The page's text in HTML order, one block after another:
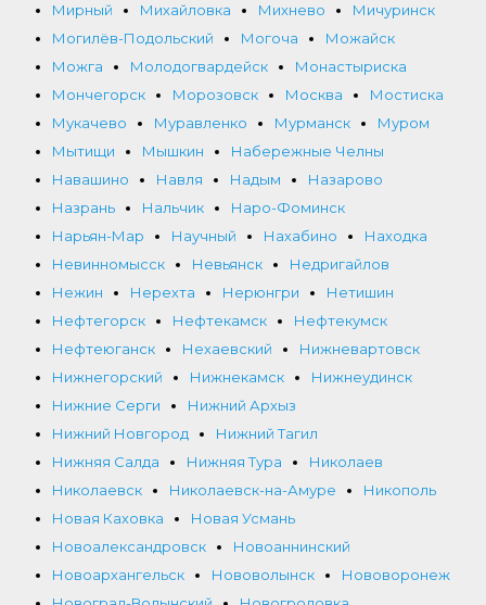
Мирный
Михайловка Михнево
Мичуринск
Могилёв-Подольский
Могоча
Можайск
Можга
Молодогвардейск
Монастыриска
Мончегорск
Морозовск Москва
Мостиска
Мукачево
Муравленко Мурманск
Муром
Мытищи
Мышкин
Набережные Челны
Навашино
Навля Надым
Назарово
Назрань
Нальчик
Наро-Фоминск
Нарьян-Мар
Научный Нахабино
Находка
Невинномысск
Невьянск
Недригайлов
Нежин
Нерехта Нерюнгри
Нетишин
Нефтегорск
Нефтекамск
Нефтекумск
Нефтеюганск
Нехаевский
Нижневартовск
Нижнегорский
Нижнекамск
Нижнеудинск
Нижние Серги
Нижний Архыз
Нижний Новгород
Нижний Тагил
Нижняя Салда
Нижняя Тура
Николаев
Николаевск
Николаевск-на-Амуре
Никополь
Новая Каховка
Новая Усмань
Новоалександровск
Новоаннинский
Новоархангельск
Нововолынск
Нововоронеж